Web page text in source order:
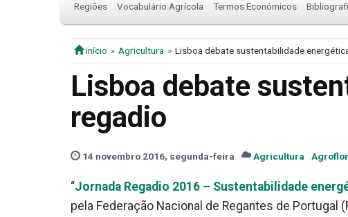
Regiões Vocabulário Agrícola Termos Económicos
início Agricultura Lisboa debate sustentabilidade
Lisboa debate
regadio
14 novembro 2016, segunda-feira Agricultura
“Jornada Regadio 2016 – Sustentabilidade
pela Federação Nacional de Regantes de Portugal